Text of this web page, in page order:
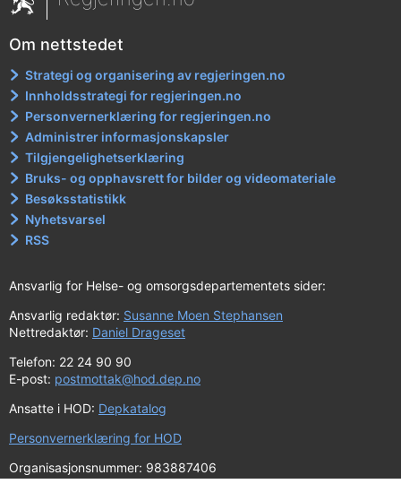
Om nettstedet
Strategi og organisering av regjeringen.no
Innholdsstrategi for regjeringen.no
Personvernerklæring for regjeringen.no
Administrer informasjonskapsler
Tilgjengelighetserklæring
Bruks- og opphavsrett for bilder og videomateriale
Besøksstatistikk
Nyhetsvarsel
RSS
Ansvarlig for Helse- og omsorgsdepartementets sider:
Ansvarlig redaktør: Susanne Moen Stephansen
Nettredaktør: Daniel Drageset
Telefon: 22 24 90 90
E-post: postmottak@hod.dep.no
Ansatte i HOD: Depkatalog
Personvernerklæring for HOD
Organisasjonsnummer: 983887406